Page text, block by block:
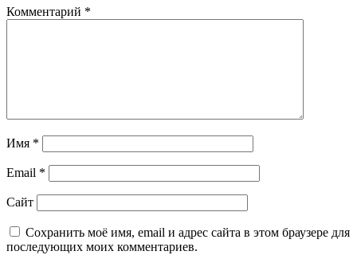
Комментарий *
Имя *
Email *
Сайт
Сохранить моё имя, email и адрес сайта в этом браузере для
последующих моих комментариев.